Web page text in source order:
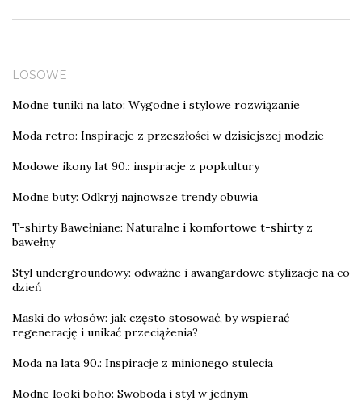
LOSOWE
Modne tuniki na lato: Wygodne i stylowe rozwiązanie
Moda retro: Inspiracje z przeszłości w dzisiejszej modzie
Modowe ikony lat 90.: inspiracje z popkultury
Modne buty: Odkryj najnowsze trendy obuwia
T-shirty Bawełniane: Naturalne i komfortowe t-shirty z
bawełny
Styl undergroundowy: odważne i awangardowe stylizacje na co
dzień
Maski do włosów: jak często stosować, by wspierać
regenerację i unikać przeciążenia?
Moda na lata 90.: Inspiracje z minionego stulecia
Modne looki boho: Swoboda i styl w jednym